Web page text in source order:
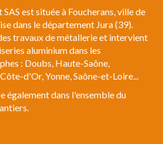
est située à Foucherans, ville de
dans le département Jura (39).
travaux de métallerie et intervient
aluminium dans les
: Doubs, Haute-Saône,
d'Or, Yonne, Saône-et-Loire...
également dans l'ensemble du